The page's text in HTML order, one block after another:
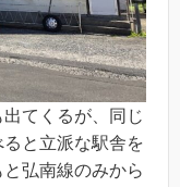
てくるが、同じ
と立派な駅舎を
弘南線のみから